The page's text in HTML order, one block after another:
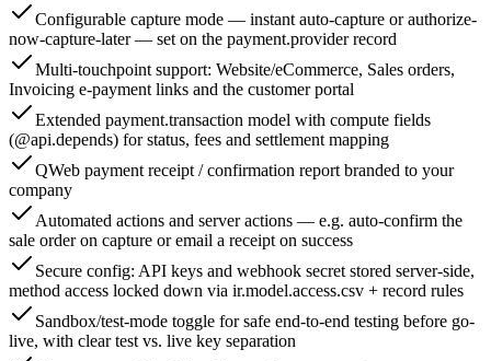
Configurable capture mode — instant auto-capture or authorize-
now-capture-later — set on the payment.provider record
Multi-touchpoint support: Website/eCommerce, Sales orders,
Invoicing e-payment links and the customer portal
Extended payment.transaction model with compute fields
(@api.depends) for status, fees and settlement mapping
QWeb payment receipt / confirmation report branded to your
company
Automated actions and server actions — e.g. auto-confirm the
sale order on capture or email a receipt on success
Secure config: API keys and webhook secret stored server-side,
method access locked down via ir.model.access.csv + record rules
Sandbox/test-mode toggle for safe end-to-end testing before go-
live, with clear test vs. live key separation